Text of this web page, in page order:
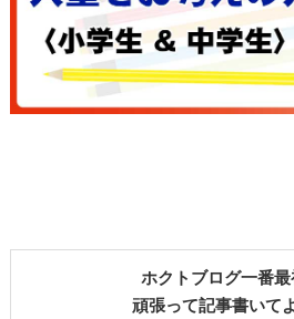
ホクトブログ一番
頑張って記事書いて